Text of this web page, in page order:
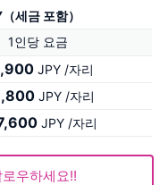
세금 포함）
1인당 요금
JPY /자리
JPY /자리
JPY /자리
우하세요!!